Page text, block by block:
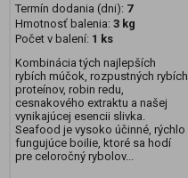
Termín dodania (dni): 7
Hmotnosť balenia: 3 kg
Počet v balení: 1 ks
Kombinácia tých najlepších
rybích múčok, rozpustných rybích
proteínov, robin redu,
cesnakového extraktu a našej
vynikajúcej esencii slivka.
Seafood je vysoko účinné, rýchlo
fungujúce boilie, ktoré sa hodí
pre celoročný rybolov...